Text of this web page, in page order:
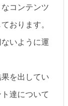
コンテンツ
おります。
いように運
を出してい
達について